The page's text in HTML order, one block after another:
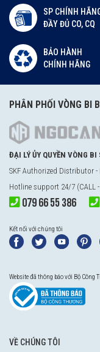
SP CHÍNH
ĐẦY ĐỦ CO, CQ
BẢO HÀNH
CHÍNH HÃNG
PHÂN PHỐI VÒNG BI
ĐẠI LÝ ỦY QUYỀN VÒNG
SKF Authorized Distributor
Hotline support 24/7 (CALL -
079 66 55 386
Kết nối với chúng tôi
Website đã thông báo với Bộ Công
VỀ CHÚNG TÔI